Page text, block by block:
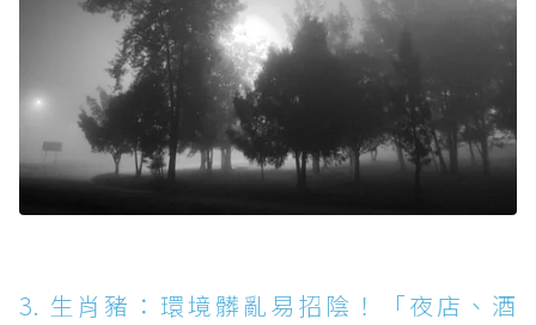
3. 生肖豬：環境髒亂易招陰！「夜店、酒